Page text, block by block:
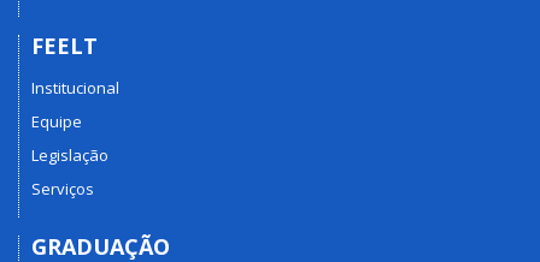
FEELT
Institucional
Equipe
Legislação
Serviços
GRADUAÇÃO